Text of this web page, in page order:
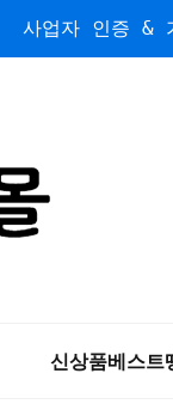
사업자 인증 &
신상품베스트